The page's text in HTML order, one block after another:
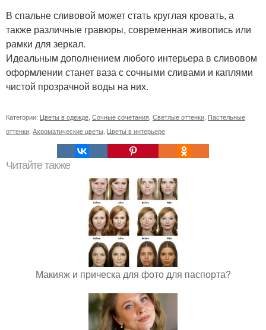
В спальне сливовой может стать круглая кровать, а
также различные гравюры, современная живопись или
рамки для зеркал.
Идеальным дополнением любого интерьера в сливовом
оформлении станет ваза с сочными сливами и каплями
чистой прозрачной воды на них.
Категории: Цветы в одежде Сочные сочетания Светлые оттенки Пастельные
оттенки Ахроматические цветы Цветы в интерьере
Читайте также
Макияж и прическа для фото для паспорта?